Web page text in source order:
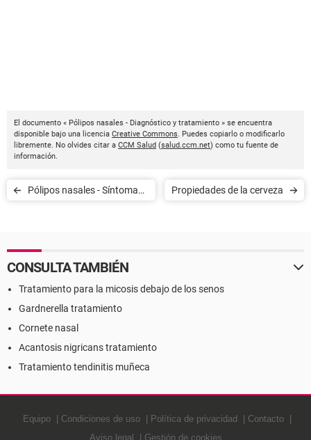
El documento « Pólipos nasales - Diagnóstico y tratamiento » se encuentra
disponible bajo una licencia Creative Commons. Puedes copiarlo o modificarlo
libremente. No olvides citar a CCM Salud (salud.ccm.net) como tu fuente de
información.
Pólipos nasales - Síntomas
Propiedades de la cerveza
CONSULTA TAMBIÉN
Tratamiento para la micosis debajo de los senos
Gardnerella tratamiento
Cornete nasal
Acantosis nigricans tratamiento
Tratamiento tendinitis muñeca
Equipo Condiciones de uso Política de privacidad
Contacto
Aviso legal
Gestión de cookies